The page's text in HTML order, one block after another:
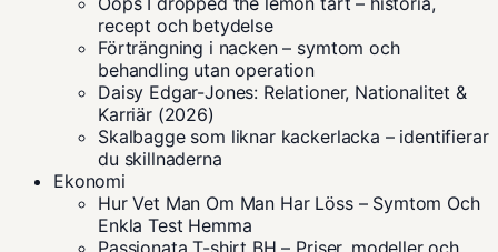
recept och betydelse
Förträngning i nacken – symtom och
behandling utan operation
Daisy Edgar-Jones: Relationer, Nationalitet &
Karriär (2026)
Skalbagge som liknar kackerlacka – identifierar
du skillnaderna
Ekonomi
Hur Vet Man Om Man Har Löss – Symtom Och
Enkla Test Hemma
Passionata T-shirt BH – Priser, modeller och